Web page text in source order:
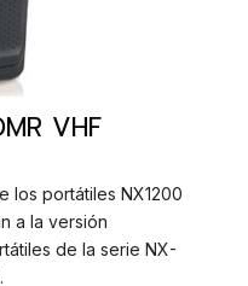
VHF
los portátiles NX1200
a la versión
de la serie NX-